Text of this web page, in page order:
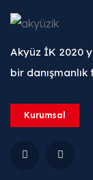
Akyüz İK 2020
bir danışmanlık
Kurumsal